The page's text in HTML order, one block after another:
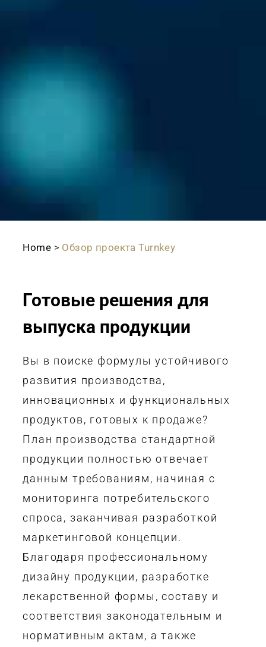
Home > Обзор проекта Turnkey
Готовые решения для
выпуска продукции
Вы в поиске формулы устойчивого
развития производства,
инновационных и функциональных
продуктов, готовых к продаже?
План производства стандартной
продукции полностью отвечает
данным требованиям, начиная с
мониторинга потребительского
спроса, заканчивая разработкой
маркетинговой концепции.
Благодаря профессиональному
дизайну продукции, разработке
лекарственной формы, составу и
соответствия законодательным и
нормативным актам, а также